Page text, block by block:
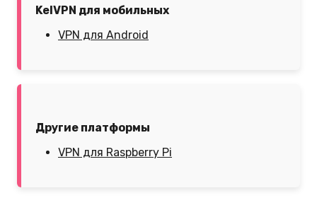
KelVPN для мобильных
VPN для Android
Другие платформы
VPN для Raspberry Pi